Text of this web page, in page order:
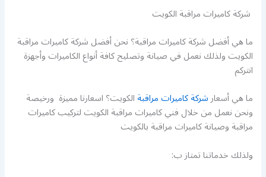
شركة كاميرات مراقبة الكويت
ما هي أفضل شركة كاميرات مراقبة؟ نحن أفضل شركة كاميرات مراقبة
الكويت ولذلك نعمل في صيانة وتصليح كافة أنواع الكاميرات وأجهزة
انتركم
ما هي أسعارشركة كاميرات مراقبةالكويت؟ اسعارنا مميزة ورخيصة
ونحن نعمل من خلال فني كاميرات مراقبة الكويت لتركيب كاميرات
مراقبة وصيانة كاميرات مراقبة بالكويت
ولذلك خدماتنا تمتاز ب: